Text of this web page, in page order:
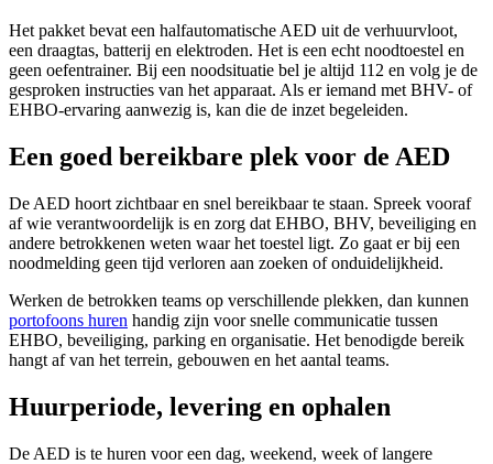
Het pakket bevat een halfautomatische AED uit de verhuurvloot,
een draagtas, batterij en elektroden. Het is een echt noodtoestel en
geen oefentrainer. Bij een noodsituatie bel je altijd 112 en volg je de
gesproken instructies van het apparaat. Als er iemand met BHV- of
EHBO-ervaring aanwezig is, kan die de inzet begeleiden.
Een goed bereikbare plek voor de AED
De AED hoort zichtbaar en snel bereikbaar te staan. Spreek vooraf
af wie verantwoordelijk is en zorg dat EHBO, BHV, beveiliging en
andere betrokkenen weten waar het toestel ligt. Zo gaat er bij een
noodmelding geen tijd verloren aan zoeken of onduidelijkheid.
Werken de betrokken teams op verschillende plekken, dan kunnen
portofoons huren handig zijn voor snelle communicatie tussen
EHBO, beveiliging, parking en organisatie. Het benodigde bereik
hangt af van het terrein, gebouwen en het aantal teams.
Huurperiode, levering en ophalen
De AED is te huren voor een dag, weekend, week of langere